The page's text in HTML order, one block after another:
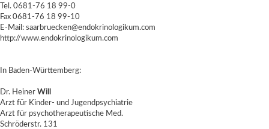
Tel. 0681-76 18 99-0
Fax 0681-76 18 99-10
E-Mail: saarbruecken@endokrinologikum.com
http://www.endokrinologikum.com
In Baden-Württemberg:
Dr. Heiner Will
Arzt für Kinder- und Jugendpsychiatrie
Arzt für psychotherapeutische Med.
Schröderstr. 131